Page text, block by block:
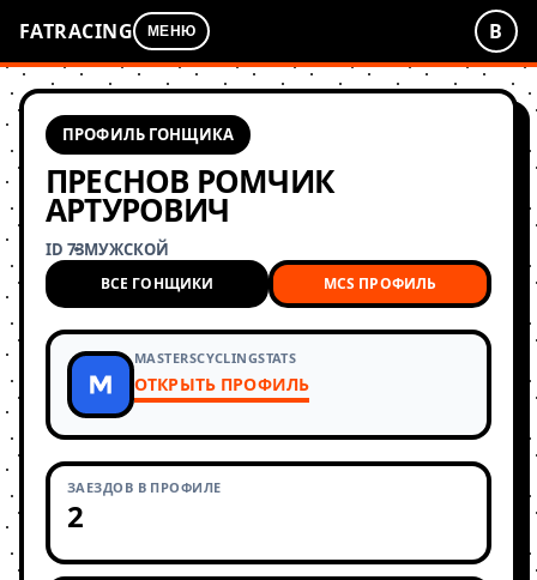
FATRACING МЕНЮ В
ПРОФИЛЬ ГОНЩИКА
ПРЕСНОВ РОМЧИК
АРТУРОВИЧ
ID 73МУЖСКОЙ
ВСЕ ГОНЩИКИ MCS ПРОФИЛЬ
MASTERSCYCLINGSTATS
ОТКРЫТЬ ПРОФИЛЬ
ЗАЕЗДОВ В ПРОФИЛЕ
2